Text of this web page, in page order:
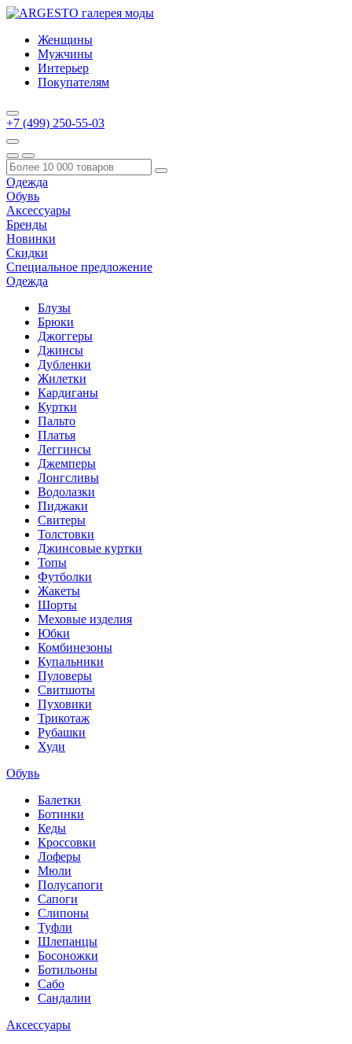
Женщины
Мужчины
Интерьер
Покупателям
+7 (499) 250-55-03
Одежда
Обувь
Аксессуары
Бренды
Новинки
Скидки
Специальное предложение
Одежда
Блузы
Брюки
Джоггеры
Джинсы
Дубленки
Жилетки
Кардиганы
Куртки
Пальто
Платья
Леггинсы
Джемперы
Лонгсливы
Водолазки
Пиджаки
Свитеры
Толстовки
Джинсовые куртки
Топы
Футболки
Жакеты
Шорты
Меховые изделия
Юбки
Комбинезоны
Купальники
Пуловеры
Свитшоты
Пуховики
Трикотаж
Рубашки
Худи
Обувь
Балетки
Ботинки
Кеды
Кроссовки
Лоферы
Мюли
Полусапоги
Сапоги
Слипоны
Туфли
Шлепанцы
Босоножки
Ботильоны
Сабо
Сандалии
Аксессуары